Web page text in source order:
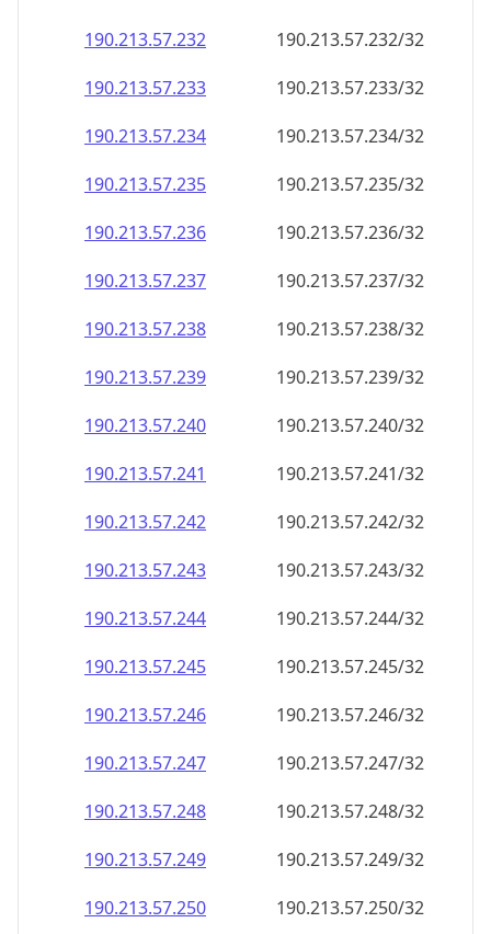
190.213.57.232
190.213.57.232/32
190.213.57.233
190.213.57.233/32
190.213.57.234
190.213.57.234/32
190.213.57.235
190.213.57.235/32
190.213.57.236
190.213.57.236/32
190.213.57.237
190.213.57.237/32
190.213.57.238
190.213.57.238/32
190.213.57.239
190.213.57.239/32
190.213.57.240
190.213.57.240/32
190.213.57.241
190.213.57.241/32
190.213.57.242
190.213.57.242/32
190.213.57.243
190.213.57.243/32
190.213.57.244
190.213.57.244/32
190.213.57.245
190.213.57.245/32
190.213.57.246
190.213.57.246/32
190.213.57.247
190.213.57.247/32
190.213.57.248
190.213.57.248/32
190.213.57.249
190.213.57.249/32
190.213.57.250
190.213.57.250/32